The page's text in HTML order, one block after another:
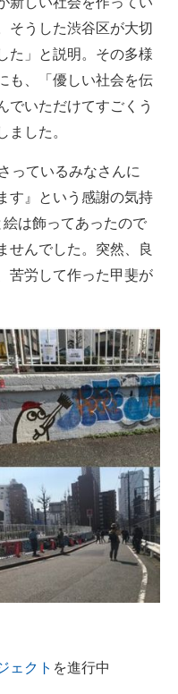
そうした渋谷区が大切
た」と説明。その多様
も、「優しい社会を伝
でいただけてすごくう
ました。
っているみなさんに
す』という感謝の気持
は飾ってあったので
せんでした。突然、良
苦労して作った甲斐が
ェクト を進行中